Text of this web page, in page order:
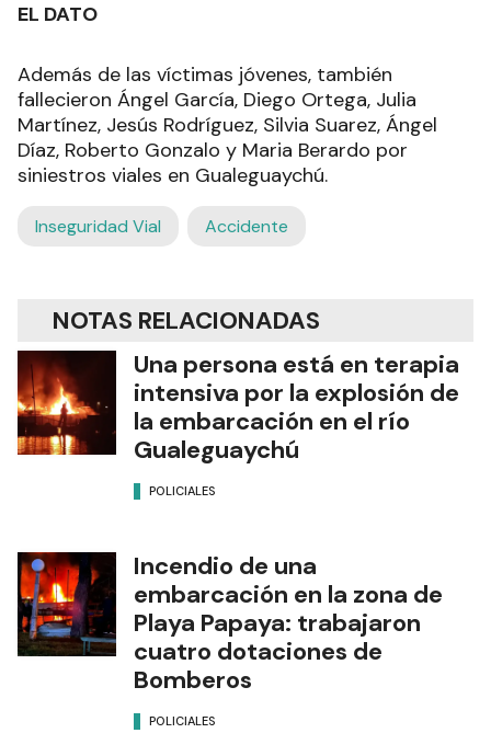
EL DATO
Además de las víctimas jóvenes, también
fallecieron Ángel García, Diego Ortega, Julia
Martínez, Jesús Rodríguez, Silvia Suarez, Ángel
Díaz, Roberto Gonzalo y Maria Berardo por
siniestros viales en Gualeguaychú.
Inseguridad Vial Accidente
NOTAS RELACIONADAS
Una persona está en terapia
intensiva por la explosión de
la embarcación en el río
Gualeguaychú
POLICIALES
Incendio de una
embarcación en la zona de
Playa Papaya: trabajaron
cuatro dotaciones de
Bomberos
POLICIALES